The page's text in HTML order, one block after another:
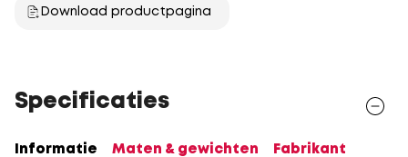
Download productpagina
Specificaties
Informatie Maten & gewichten Fabrikant